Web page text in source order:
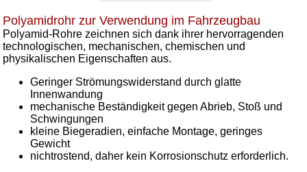
Polyamidrohr zur Verwendung im Fahrzeugbau
Polyamid-Rohre zeichnen sich dank ihrer hervorragenden
technologischen, mechanischen, chemischen und
physikalischen Eigenschaften aus.
Geringer Strömungswiderstand durch glatte
Innenwandung
mechanische Beständigkeit gegen Abrieb, Stoß und
Schwingungen
kleine Biegeradien, einfache Montage, geringes
Gewicht
nichtrostend, daher kein Korrosionschutz erforderlich.